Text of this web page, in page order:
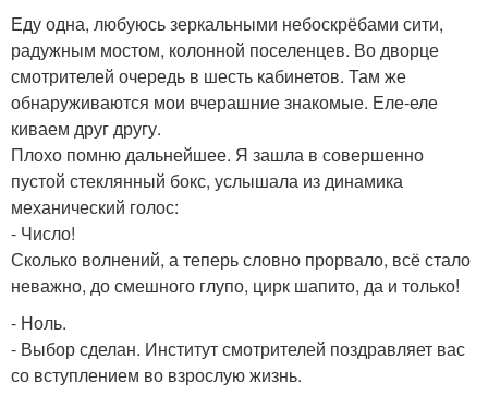
Еду одна, любуюсь зеркальными небоскрёбами сити,
радужным мостом, колонной поселенцев. Во дворце
смотрителей очередь в шесть кабинетов. Там же
обнаруживаются мои вчерашние знакомые. Еле-еле
киваем друг другу.
Плохо помню дальнейшее. Я зашла в совершенно
пустой стеклянный бокс, услышала из динамика
механический голос:
- Число!
Сколько волнений, а теперь словно прорвало, всё стало
неважно, до смешного глупо, цирк шапито, да и только!
- Ноль.
- Выбор сделан. Институт смотрителей поздравляет вас
со вступлением во взрослую жизнь.